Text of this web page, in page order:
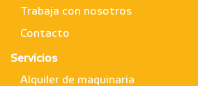
Trabaja con nosotros
Contacto
Servicios
Alquiler de maquinaria